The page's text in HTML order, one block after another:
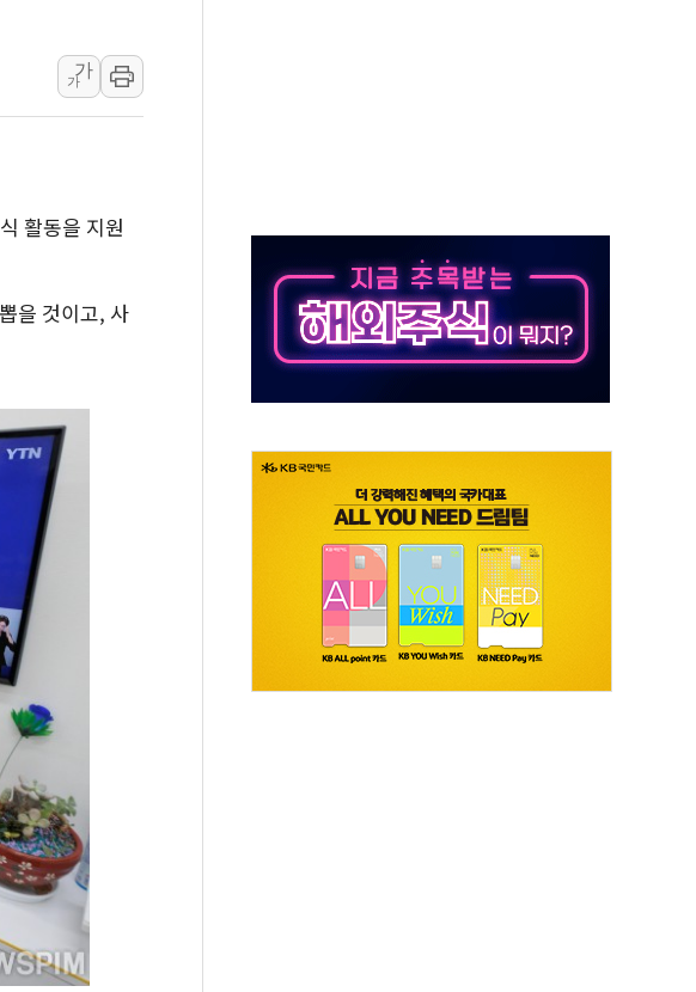
이먼 "금융시장 레버리지 위험수위…숨은 차입이 더 큰 변수"
장서 화재 1명 중상…대응 1단계 진압 중
동해로 단거리 탄도미사일 1발 발사… 올해 10번째·42일 만 도발
, 중남미 콜롬비아에 새 안보 위기… 반군·마약카르텔이 습득해 전투 활용
지 누출, 백린 아닌 무해한 표면 부식 물질"
업체서 불 2시간30여분만에 진화...외국인 노동자 숨져
가
가
활동을 지원
을 것이고, 사